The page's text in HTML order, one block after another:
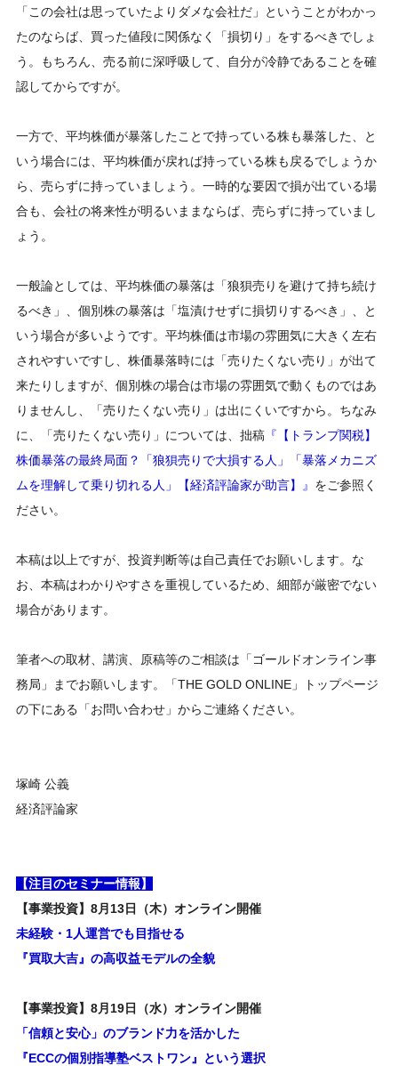
「この会社は思っていたよりダメな会社だ」ということがわかっ
たのならば、買った値段に関係なく「損切り」をするべきでしょ
う。もちろん、売る前に深呼吸して、自分が冷静であることを確
認してからですが。
一方で、平均株価が暴落したことで持っている株も暴落した、と
いう場合には、平均株価が戻れば持っている株も戻るでしょうか
ら、売らずに持っていましょう。一時的な要因で損が出ている場
合も、会社の将来性が明るいままならば、売らずに持っていまし
ょう。
一般論としては、平均株価の暴落は「狼狽売りを避けて持ち続け
るべき」、個別株の暴落は「塩漬けせずに損切りするべき」、と
いう場合が多いようです。平均株価は市場の雰囲気に大きく左右
されやすいですし、株価暴落時には「売りたくない売り」が出て
来たりしますが、個別株の場合は市場の雰囲気で動くものではあ
りませんし、「売りたくない売り」は出にくいですから。ちなみ
に、「売りたくない売り」については、拙稿 『【トランプ関税】
株価暴落の最終局面？「狼狽売りで大損する人」「暴落メカニズ
ムを理解して乗り切れる人」【経済評論家が助言】』 をご参照く
ださい。
本稿は以上ですが、投資判断等は自己責任でお願いします。な
お、本稿はわかりやすさを重視しているため、細部が厳密でない
場合があります。
筆者への取材、講演、原稿等のご相談は「ゴールドオンライン事
務局」までお願いします。「THE GOLD ONLINE」トップページ
の下にある「お問い合わせ」からご連絡ください。
塚崎 公義
経済評論家
【注目のセミナー情報】
【事業投資】8月13日（木）オンライン開催
未経験・1人運営でも目指せる
『買取大吉』の高収益モデルの全貌
【事業投資】8月19日（水）オンライン開催
「信頼と安心」のブランド力を活かした
『ECCの個別指導塾ベストワン』という選択